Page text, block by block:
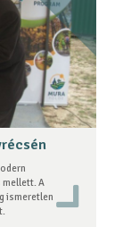
mellett. A
ismeretlen